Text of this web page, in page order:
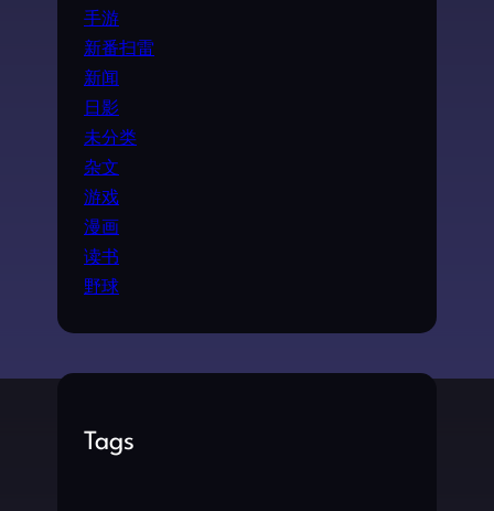
手游
新番扫雷
新闻
日影
未分类
杂文
游戏
漫画
读书
野球
Tags